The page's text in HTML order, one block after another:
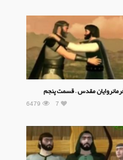
مقدس – قسمت پنجم
6479 7